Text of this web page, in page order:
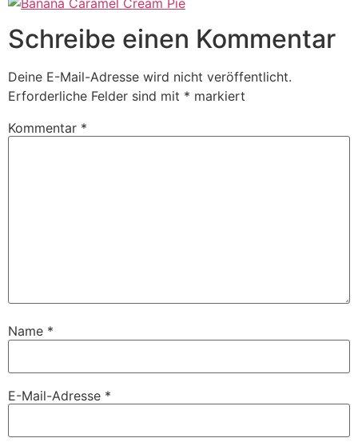
Schreibe einen Kommentar
Deine E-Mail-Adresse wird nicht veröffentlicht.
Erforderliche Felder sind mit * markiert
Kommentar *
Name *
E-Mail-Adresse *